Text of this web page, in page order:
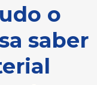
o
saber